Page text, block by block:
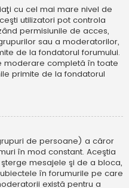
cu cel mai mare nivel de
utilizatori pot controla
permisiunile de acces,
sau a moderatorilor,
de la fondatorul forumului.
moderare completă în toate
primite de la fondatorul
de persoane) a căror
în mod constant. Aceştia
mesajele şi de a bloca,
în forumurile pe care
există pentru a